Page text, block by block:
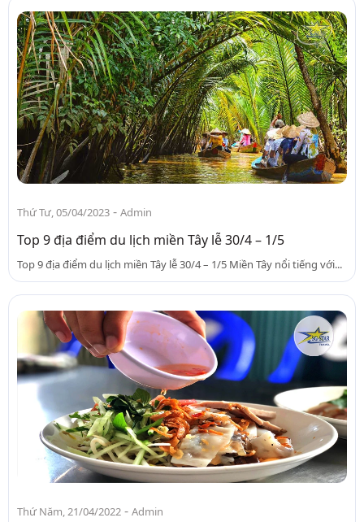
Thứ Tư, 05/04/2023 - Admin
Top 9 địa điểm du lịch miền Tây lễ 30/4 – 1/5
Top 9 địa điểm du lịch miền Tây lễ 30/4 – 1/5 Miền Tây nổi tiếng với...
Thứ Năm, 21/04/2022 - Admin